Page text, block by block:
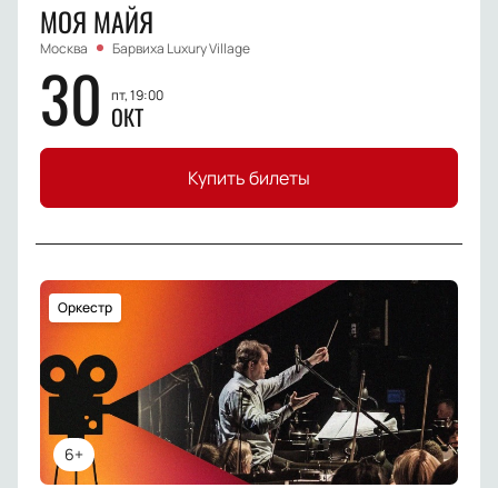
МОЯ МАЙЯ
Москва Барвиха Luxury Village
30 пт, 19:00
ОКТ
Купить билеты
6+
Оркестр